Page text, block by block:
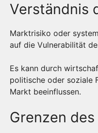
Verständnis
Marktrisiko oder
auf die Vulnerabilität
Es kann durch
politische oder soziale
Markt beeinflussen.
Grenzen